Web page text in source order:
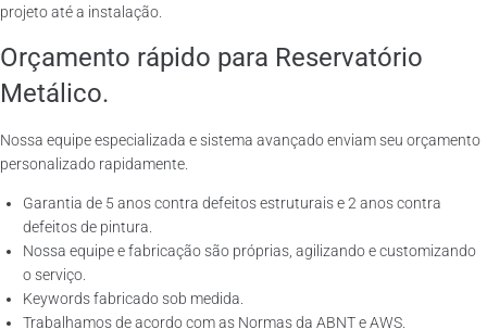
projeto até a instalação.
Orçamento rápido para Reservatório
Metálico.
Nossa equipe especializada e sistema avançado enviam seu orçamento
personalizado rapidamente.
Garantia de 5 anos contra defeitos estruturais e 2 anos contra
defeitos de pintura.
Nossa equipe e fabricação são próprias, agilizando e customizando
o serviço.
Keywords fabricado sob medida.
Trabalhamos de acordo com as Normas da ABNT e AWS.